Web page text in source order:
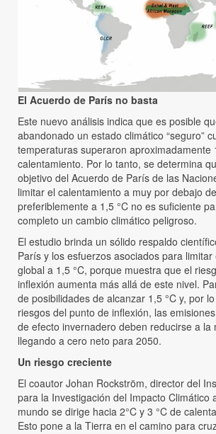
El Acuerdo de París no basta
Este nuevo análisis indica que es posible
abandonado un estado climático “seguro”
temperaturas superaron aproximadamente
calentamiento. Por lo tanto, se determina
objetivo del Acuerdo de París de las
limitar el calentamiento a muy por debajo
preferiblemente a 1,5 °C no es suficiente
completo un cambio climático peligroso.
El estudio brinda un sólido respaldo
París y los esfuerzos asociados para
global a 1,5 °C, porque muestra que el
inflexión aumenta más allá de este nivel.
de posibilidades de alcanzar 1,5 °C y, por
riesgos del punto de inflexión, las
de efecto invernadero deben reducirse a la
llegando a cero neto para 2050.
Un riesgo creciente
El coautor Johan Rockström, director del
para la Investigación del Impacto Climático
mundo se dirige hacia 2°C y 3 °C de
Esto pone a la Tierra en el camino para